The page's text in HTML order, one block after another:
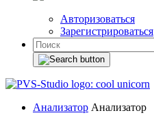
Авторизоваться
Зарегистрироваться
Анализатор Анализатор